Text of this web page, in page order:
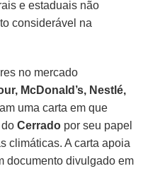
e estaduais não
considerável na
no mercado
McDonald’s, Nestlé,
uma carta em que
doCerrado por seu papel
climáticas. A carta apoia
documento divulgado em